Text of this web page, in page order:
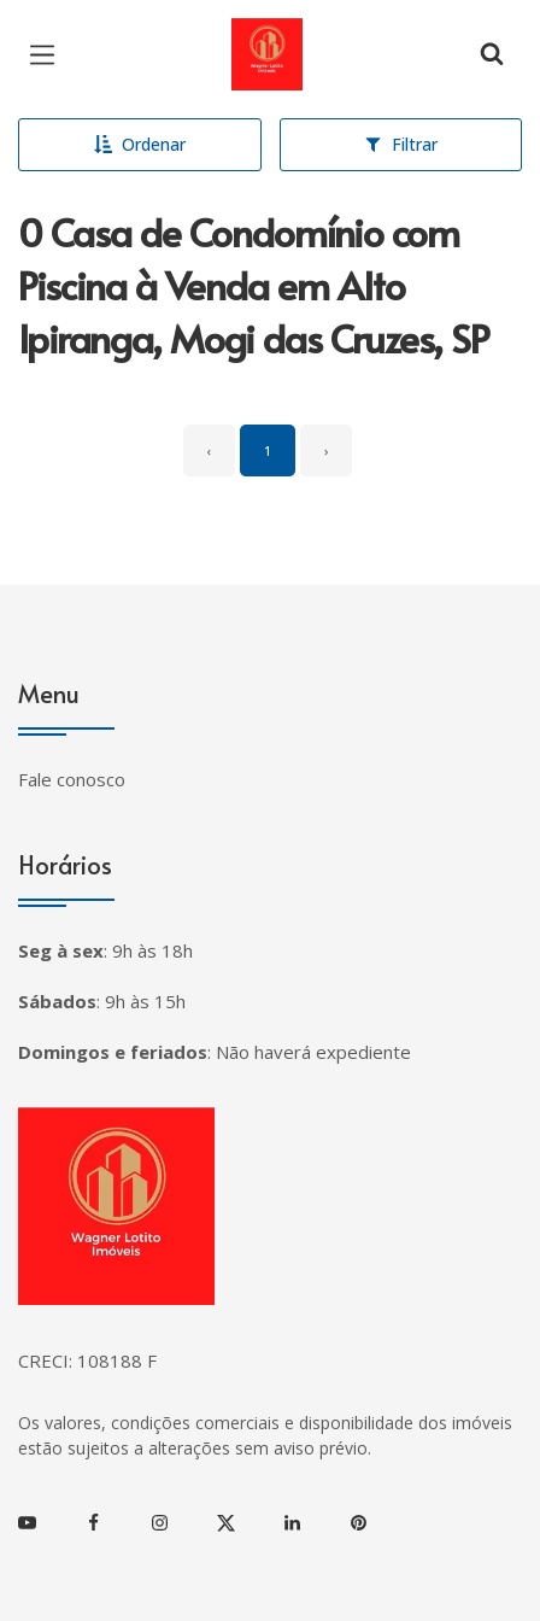
Página inicial
Ordenar Filtrar
0 Casa de Condomínio com
Piscina à Venda em Alto
Ipiranga, Mogi das Cruzes, SP
‹ 1 ›
Menu
Fale conosco
Horários
Seg à sex: 9h às 18h
Sábados: 9h às 15h
Domingos e feriados: Não haverá expediente
Página inicial
CRECI: 108188 F
Os valores, condições comerciais e disponibilidade dos imóveis
estão sujeitos a alterações sem aviso prévio.
Youtube FacebookInstagramTwitter Linkedin Pinterest